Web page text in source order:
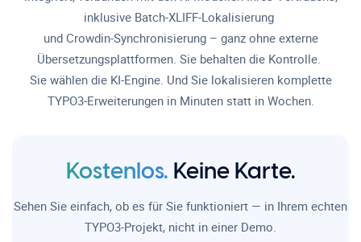
inklusive Batch-XLIFF-Lokalisierung
und Crowdin-Synchronisierung – ganz ohne externe
Übersetzungsplattformen. Sie behalten die Kontrolle.
Sie wählen die KI-Engine. Und Sie lokalisieren komplette
TYPO3-Erweiterungen in Minuten statt in Wochen.
Kostenlos. Keine Karte.
Sehen Sie einfach, ob es für Sie funktioniert — in Ihrem echten
TYPO3-Projekt, nicht in einer Demo.